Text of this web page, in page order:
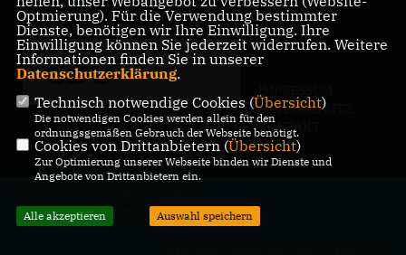
DATENSCHUTZ
KONTAKT
Alle Rechte vorbehalten.
Optmierung). Für die Verwendung bestimmter
Dienste, benötigen wir Ihre Einwilligung. Ihre
Einwilligung können Sie jederzeit widerrufen. Weitere
Informationen finden Sie in unserer
Datenschutzerklärung.
Technisch notwendige Cookies (Übersicht)
Die notwendigen Cookies werden allein für den
ordnungsgemäßen Gebrauch der Webseite benötigt.
Cookies von Drittanbietern (Übersicht)
Zur Optimierung unserer Webseite binden wir Dienste und
Angebote von Drittanbietern ein.
Alle akzeptieren Auswahl speichern